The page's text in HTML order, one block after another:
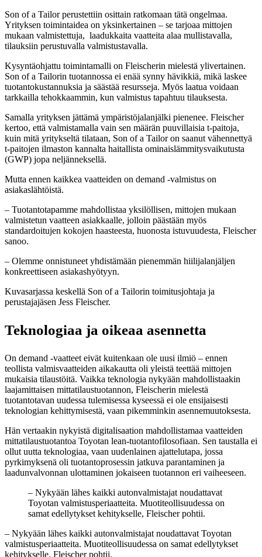
Son of a Tailor perustettiin osittain ratkomaan tätä ongelmaa.
Yrityksen toimintaidea on yksinkertainen – se tarjoaa mittojen
mukaan valmistettuja, laadukkaita vaatteita alaa mullistavalla,
tilauksiin perustuvalla valmistustavalla.
Kysyntäohjattu toimintamalli on Fleischerin mielestä ylivertainen.
Son of a Tailorin tuotannossa ei enää synny hävikkiä, mikä laskee
tuotantokustannuksia ja säästää resursseja. Myös laatua voidaan
tarkkailla tehokkaammin, kun valmistus tapahtuu tilauksesta.
Samalla yrityksen jättämä ympäristöjalanjälki pienenee. Fleischer
kertoo, että valmistamalla vain sen määrän puuvillaisia t-paitoja,
kuin mitä yritykseltä tilataan, Son of a Tailor on saanut vähennettyä
t-paitojen ilmaston kannalta haitallista ominaislämmitysvaikutusta
(GWP) jopa neljänneksellä.
Mutta ennen kaikkea vaatteiden on demand -valmistus on
asiakaslähtöistä.
– Tuotantotapamme mahdollistaa yksilöllisen, mittojen mukaan
valmistetun vaatteen asiakkaalle, jolloin päästään myös
standardoitujen kokojen haasteesta, huonosta istuvuudesta, Fleischer
sanoo.
– Olemme onnistuneet yhdistämään pienemmän hiilijalanjäljen
konkreettiseen asiakashyötyyn.
Kuvasarjassa keskellä Son of a Tailorin toimitusjohtaja ja
perustajajäsen Jess Fleischer.
Teknologiaa ja oikeaa asennetta
On demand -vaatteet eivät kuitenkaan ole uusi ilmiö – ennen
teollista valmisvaatteiden aikakautta oli yleistä teettää mittojen
mukaisia tilaustöitä. Vaikka teknologia nykyään mahdollistaakin
laajamittaisen mittatilaustuotannon, Fleischerin mielestä
tuotantotavan uudessa tulemisessa kyseessä ei ole ensijaisesti
teknologian kehittymisestä, vaan pikemminkin asennemuutoksesta.
Hän vertaakin nykyistä digitalisaation mahdollistamaa vaatteiden
mittatilaustuotantoa Toyotan lean-tuotantofilosofiaan. Sen taustalla ei
ollut uutta teknologiaa, vaan uudenlainen ajattelutapa, jossa
pyrkimyksenä oli tuotantoprosessin jatkuva parantaminen ja
laadunvalvonnan ulottaminen jokaiseen tuotannon eri vaiheeseen.
– Nykyään lähes kaikki autonvalmistajat noudattavat
Toyotan valmistusperiaatteita. Muotiteollisuudessa on
samat edellytykset kehitykselle, Fleischer pohtii.
– Nykyään lähes kaikki autonvalmistajat noudattavat Toyotan
valmistusperiaatteita. Muotiteollisuudessa on samat edellytykset
kehitykselle, Fleischer pohtii.